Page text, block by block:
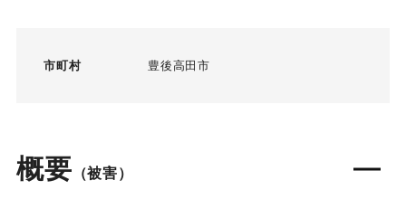
市町村 豊後高田市
概要 （被害）